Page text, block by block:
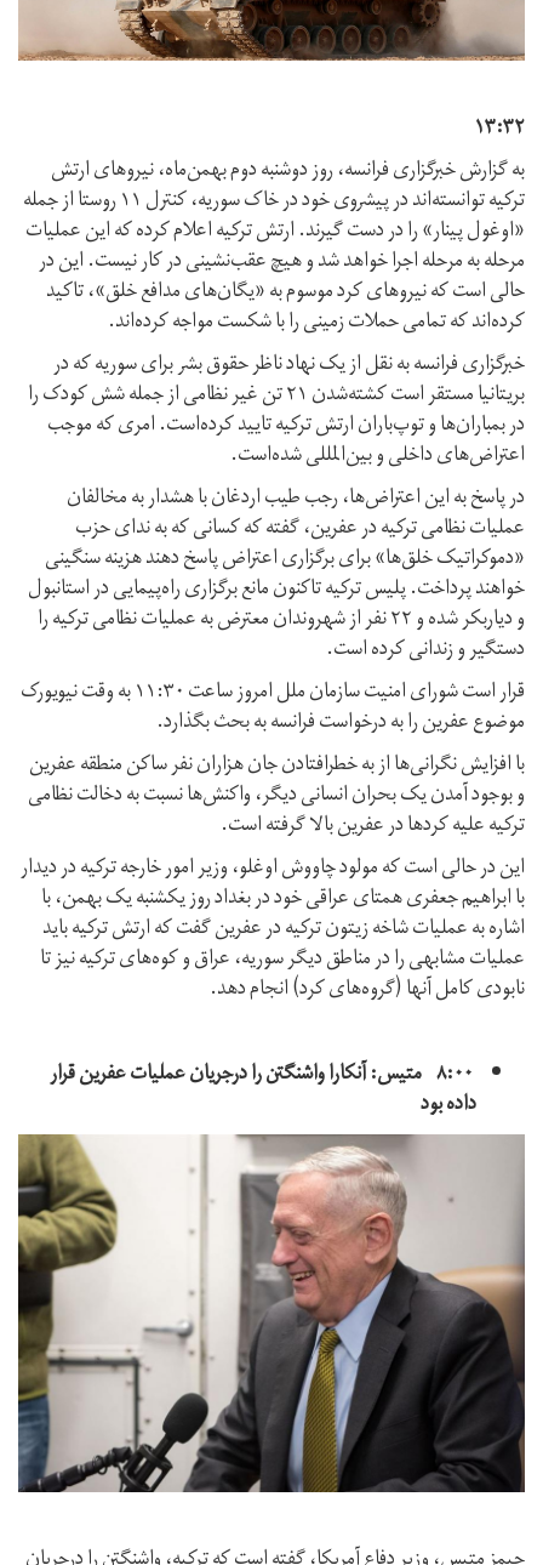
۱۳:۳۲
به گزارش خبرگزاری فرانسه، روز دوشنبه دوم بهمن‌ماه، نیروهای ارتش
ترکیه توانسته‌اند در پیشروی خود در خاک سوریه، کنترل ۱۱ روستا از جمله
«اوغول پینار» را در دست گیرند. ارتش ترکیه اعلام کرده که این عملیات
مرحله به مرحله اجرا خواهد شد و هیچ عقب‌نشینی در کار نیست. این در
حالی است که نیروهای کرد موسوم به «یگان‌های مدافع خلق»، تاکید
کرده‌اند که تمامی حملات زمینی را با شکست مواجه کرده‌اند.
خبرگزاری فرانسه به نقل از یک نهاد ناظر حقوق بشر برای سوریه که در
بریتانیا مستقر است کشته‌شدن ۲۱ تن غیر نظامی از جمله شش کودک را
در بمباران‌ها و توپ‌باران ارتش ترکیه تایید کرده‌است. امری که موجب
اعتراض‌های داخلی و بین‌المللی شده‌است.
در پاسخ به این اعتراض‌ها، رجب طیب اردغان با هشدار به مخالفان
عملیات نظامی ترکیه در عفرین، گفته که کسانی که به ندای حزب
«دموکراتیک خلق‌ها» برای برگزاری اعتراض پاسخ دهند هزینه سنگینی
خواهند پرداخت. پلیس ترکیه تاکنون مانع برگزاری راه‌پیمایی در استانبول
و دیاربکر شده و ۲۲ نفر از شهروندان معترض به عملیات نظامی ترکیه را
دستگیر و زندانی کرده است.
قرار است شورای امنیت سازمان ملل امروز ساعت ۱۱:۳۰ به وقت نیویورک
موضوع عفرین را به درخواست فرانسه به بحث بگذارد.
با افزایش نگرانی‌ها از به خطرافتادن جان هزاران نفر ساکن منطقه عفرین
و بوجود آمدن یک بحران انسانی دیگر، واکنش‌ها نسبت به دخالت نظامی
ترکیه علیه کردها در عفرین بالا گرفته است.
این در حالی است که مولود چاووش اوغلو، وزیر امور خارجه ترکیه در دیدار
با ابراهیم جعفری همتای عراقی خود در بغداد روز یکشنبه یک بهمن، با
اشاره به عملیات شاخه زیتون ترکیه در عفرین گفت که ارتش ترکیه باید
عملیات مشابهی را در مناطق دیگر سوریه، عراق و کوه‌های ترکیه نیز تا
نابودی کامل آنها (گروه‌های کرد) انجام دهد.
۸:۰۰ متیس: آنکارا واشنگتن را درجریان عملیات عفرین قرار
داده بود